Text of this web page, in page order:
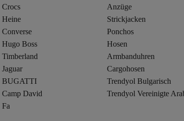
Crocs
Heine
Converse
Hugo Boss
Timberland
Jaguar
BUGATTI
Camp David
Fa
Anzüge
Strickjacken
Ponchos
Hosen
Armbanduhren
Cargohosen
Trendyol Bulgarisch